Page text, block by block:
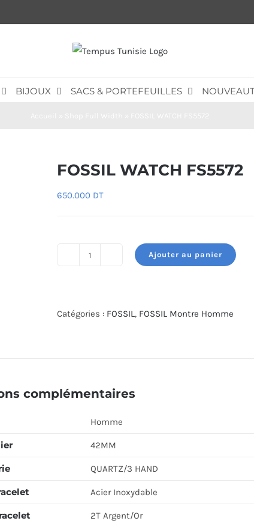
BIJOUX SACS & PORTEFEUILLES
FOSSIL WATCH FS5572
650.000 DT
WATCH
Ajouter au panier
Catégories : FOSSIL, FOSSIL Montre Homme
complémentaires
Homme
42MM
QUARTZ/3 HAND
Acier Inoxydable
2T Argent/Or